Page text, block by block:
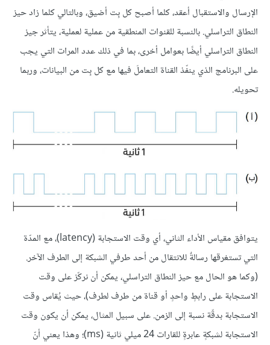
الإرسال والاستقبال أعقد، كلما أصبح كل بِت أضيق، وبالتالي كلما زاد حيز
النطاق التراسلي. بالنسبة للقنوات المنطقية من عملية لعملية، يتأثر جيز
النطاق التراسلي أيضًا بعوامل أخرى، بما في ذلك عدد المرات التي يجب
على البرنامج الذي ينفّذ القناة التعاملَ فيها مع كل بِت من البيانات، وربما
تحويله.
يتوافق مقياس الأداء الثاني، أي وقت الاستجابة (latency)، مع المدّة
التي تستغرقها رسالةٌ للانتقال من أحد طرفي الشبكة إلى الطرف الآخر.
(وكما هو الحال مع حيز النطاق التراسلي، يمكن أن نركّز على وقت
الاستجابة على رابطٍ واحدٍ أو قناة من طرف لطرف)، حيث يُقاس وقت
الاستجابة بدقّة نسبة إلى الزمن. على سبيل المثال، يمكن أن يكون وقت
الاستجابة لشبكةٍ عابرةٍ للقارات 24 ميلي ثانية (ms)؛ وهذا يعني أنّ